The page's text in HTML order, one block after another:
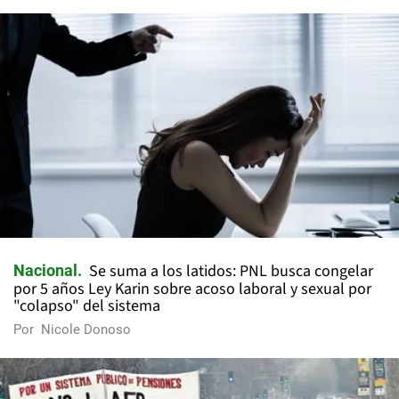
Nacional
Se suma a los latidos: PNL busca congelar
por 5 años Ley Karin sobre acoso laboral y sexual por
"colapso" del sistema
Por Nicole Donoso